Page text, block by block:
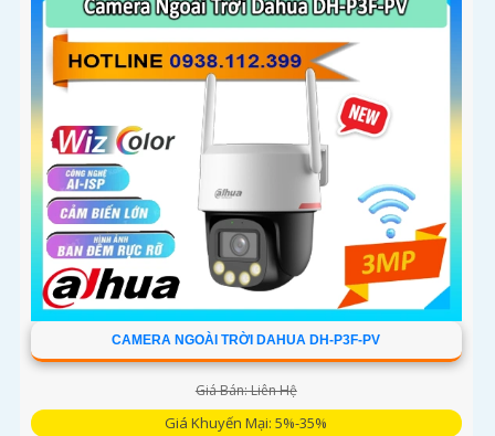
CAMERA NGOÀI TRỜI DAHUA DH-P3F-PV
Giá Bán: Liên Hệ
Giá Khuyến Mại: 5%-35%